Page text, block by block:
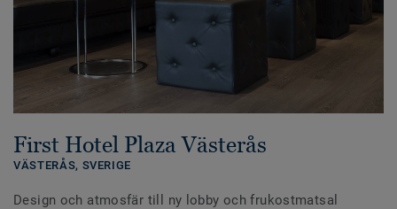
First Hotel Plaza Västerås
VÄSTERÅS, SVERIGE
Design och atmosfär till ny lobby och frukostmatsal